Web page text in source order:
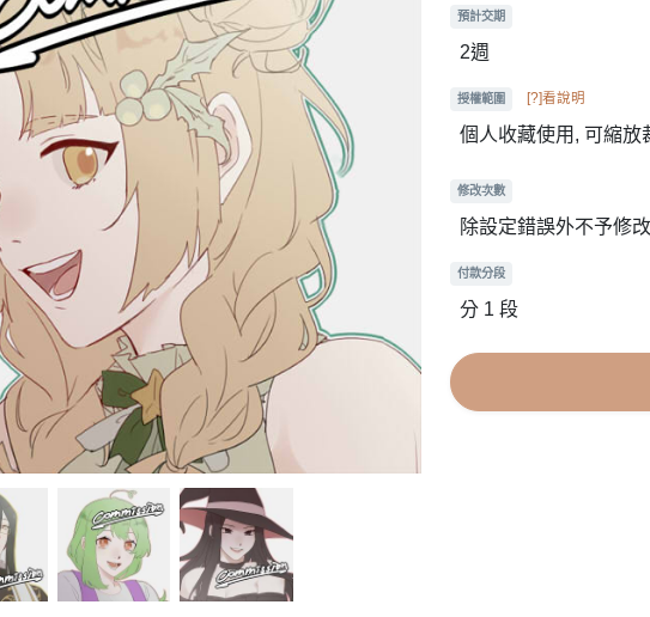
預計交期
2週
授權範圍 [?]看說明
個人收藏使用, 可縮放
修改次數
除設定錯誤外不予修
付款分段
分 1 段